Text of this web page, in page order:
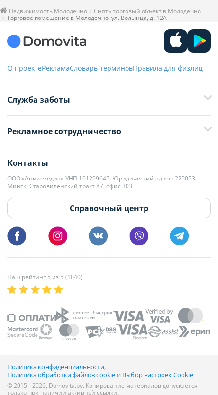
Недвижимость Молодечно
Снять торговый объект в Молодечно
Торговое помещение в Молодечно, ул. Волынца, д. 12А
О проектеРекламаСловарь терминовПравила для физлиц
Служба заботы
+375 33 376-13-70
editor@domovita.by
Мы принимаем звонки и отвечаем на письма в будние дни с 9:00 до
18:00.
Рекламное сотрудничество
kb@domovita.by
+375 29 179-11-28 Владислав Гладченко
vg@domovita.by
Пишите и звоните нам в будние дни с 8:00 до 20:00.
Контакты
ООО «Аниксмедиа» УНП 191299645, Юридический адрес: 220053, г.
Минск, Старовиленский тракт 87, офис 303
Справочный центр
Наш рейтинг 5 из 5 (1040)
Политика конфиденциальности,
Политика обработки файлов cookie и Выбор настроек Cookie
© 2015 - 2026, Domovita.by. Копирование материалов допускается
только при наличии активной ссылки.